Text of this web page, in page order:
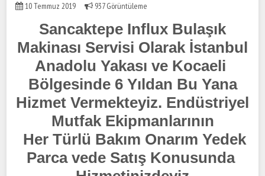
10 Temmuz 2019 937 Görüntüleme
Sancaktepe Influx Bulaşık
Makinası Servisi Olarak İstanbul
Anadolu Yakası ve Kocaeli
Bölgesinde 6 Yıldan Bu Yana
Hizmet Vermekteyiz. Endüstriyel
Mutfak Ekipmanlarının
Her Türlü Bakım Onarım Yedek
Parca vede Satış Konusunda